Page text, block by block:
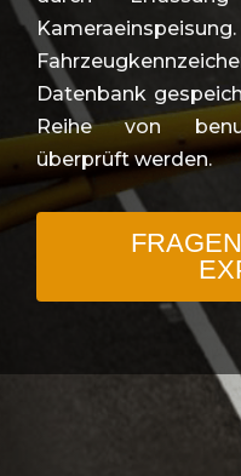
Datenbank
Reihe von
überprüft werden.